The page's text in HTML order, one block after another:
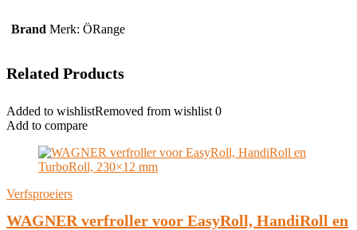
Brand Merk: ÖRange
Related Products
Added to wishlistRemoved from wishlist 0
Add to compare
Verfsproeiers
WAGNER verfroller voor EasyRoll, HandiRoll en